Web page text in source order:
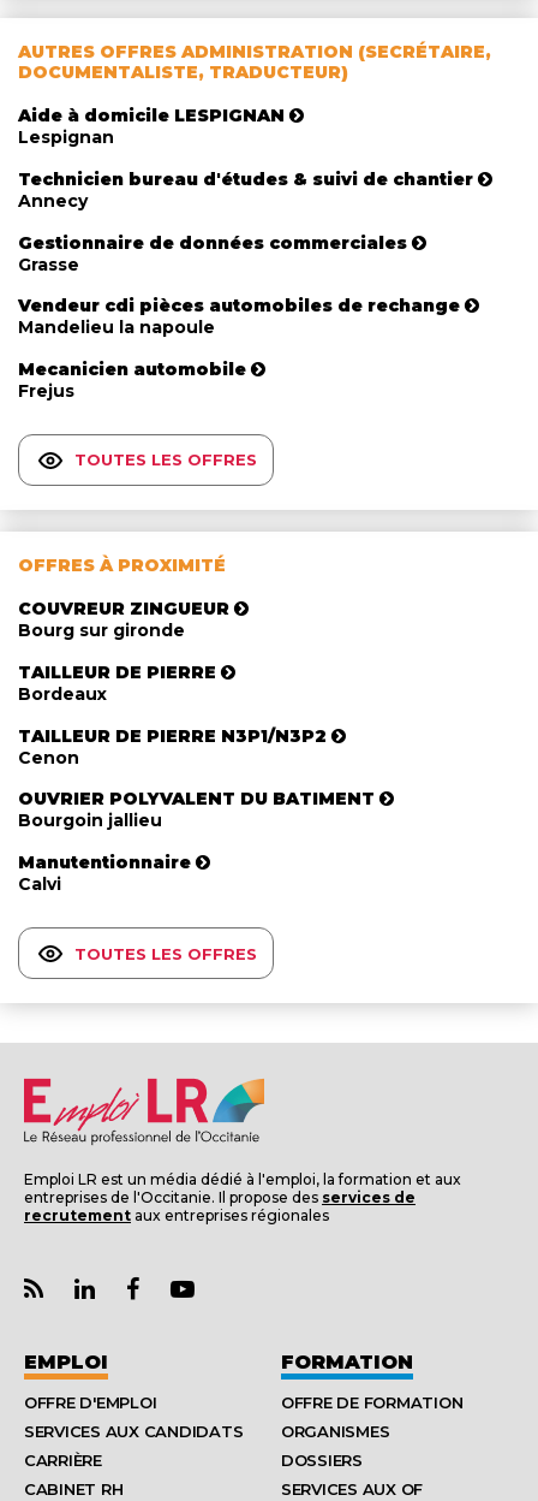
AUTRES OFFRES ADMINISTRATION (SECRÉTAIRE,
DOCUMENTALISTE, TRADUCTEUR)
Aide à domicile LESPIGNAN
Lespignan
Technicien bureau d'études & suivi de chantier
Annecy
Gestionnaire de données commerciales
Grasse
Vendeur cdi pièces automobiles de rechange
Mandelieu la napoule
Mecanicien automobile
Frejus
TOUTES LES OFFRES
OFFRES À PROXIMITÉ
COUVREUR ZINGUEUR
Bourg sur gironde
TAILLEUR DE PIERRE
Bordeaux
TAILLEUR DE PIERRE N3P1/N3P2
Cenon
OUVRIER POLYVALENT DU BATIMENT
Bourgoin jallieu
Manutentionnaire
Calvi
TOUTES LES OFFRES
Emploi LR est un média dédié à l'emploi, la formation et aux
entreprises de l'Occitanie. Il propose des services de
recrutement aux entreprises régionales
EMPLOI
OFFRE D'EMPLOI
SERVICES AUX CANDIDATS
CARRIÈRE
CABINET RH
FORMATION
OFFRE DE FORMATION
ORGANISMES
DOSSIERS
SERVICES AUX OF